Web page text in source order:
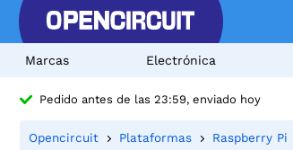
Marcas Electrónica
Pedido antes de las 23:59, enviado hoy
Opencircuit Plataformas Raspberry Pi